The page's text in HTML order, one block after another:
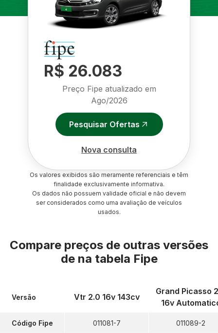
R$ 26.083
Preço Fipe atualizado em
Ago/2026
Pesquisar Ofertas
Nova consulta
Os valores exibidos são meramente referenciais e têm
finalidade exclusivamente informativa.
Os dados não possuem validade oficial e não devem
ser considerados como uma avaliação de veículos
usados.
Compare preços de outras versões
de na tabela Fipe
Versão
Código Fipe
Vtr 2.0 16v 143cv
011081-7
Grand Picasso
16v
011089-2